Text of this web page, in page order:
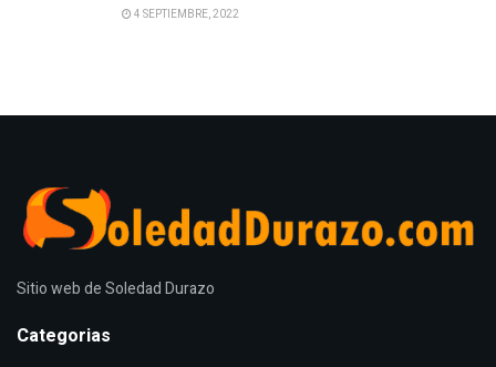
4 SEPTIEMBRE, 2022
Sitio web de Soledad Durazo
Categorias